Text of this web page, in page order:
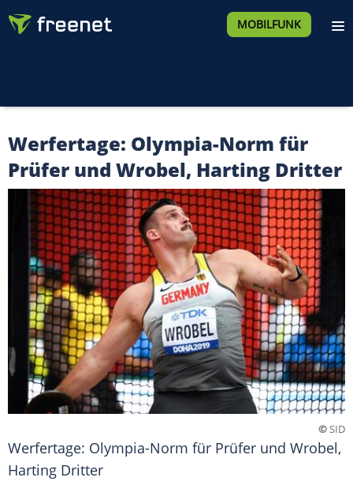
MOBILFUNK
Werfertage: Olympia-Norm für
Prüfer und Wrobel, Harting Dritter
©SID
Werfertage: Olympia-Norm für Prüfer und Wrobel,
Harting Dritter